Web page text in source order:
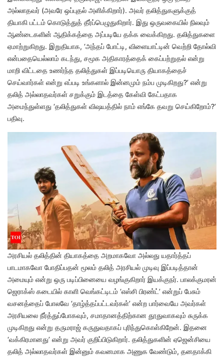
அல்லாதவர் (அவரே ஒப்புதல் அளிக்கிறார்). அவர் தலித்துகளுக்குத்
தியாகி பட்டம் கொடுத்துத் தீர்ப்பெழுதுகிறார். இது ஒருவகையில் நிலவும்
ஆண்டைகளின் ஆதிக்கத்தை அப்படியே தக்க வைக்கிறது. தலித்துகளை
ஏமாற்றுகிறது. இறுதியாக, ‘அந்தப் போட்டி, விளையாட்டின் வெற்றி தோல்வி
என்பதையெல்லாம் கடந்து, சமூக அதிகாரத்தைக் கைப்பற்றுதல் என்று
மாறி விட்டதை உணர்ந்த தலித்துகள் இப்படியொரு தியாகத்தைச்
செய்வார்கள் என்று எப்படி உங்களால் இன்னமும் நம்ப முடிகிறது?’ என்று
தலித் அல்லாதவர்கள் சறுக்கும் இடத்தை கேள்வி கேட்பதாக
அமைந்துள்ளது ‘தலித்துகள் விஷயத்தில் நாம் எங்கே தவறு செய்கிறோம்?’
பதிவு.
அரசியல் தலித்தின் தியாகத்தை அறமாகவோ அல்லது யதார்த்தப்
பாடமாகவோ போதிப்பதன் மூலம் தலித் அரசியல் முடிவு இப்படித்தான்
அமையும் என்று ஒரு படிப்பினையை வழங்குகிறார் இயக்குநர். பாலக்குமரன்
ஜெராக்ஸ் கடையில் காளி வெங்கட்டிடம் ‘எஸ்சி பிரண்ட்’ என்றுப் பேசும்
வசனத்தைப் போலவே ‘தாழ்த்தப்பட்டவர்கள்’ என்ற பார்வையே அவர்கள்
அரசியலை நீர்த்துப்போகவும், சமாதானத்திற்கான தூதுவாகவும் சுருக்க
முடிகிறது என்று தருமராஜ் கருதுவதாகப் புரிந்துகொள்கிறேன். இதனை
‘வக்கிரமானது’ என்று அவர் குறிப்பிடுகிறார். தலித்துகளின் ஏஜென்சியை
தலித் அல்லாதவர்கள் இன்னும் கவனமாக அணுக வேண்டும், தனதாக்கி